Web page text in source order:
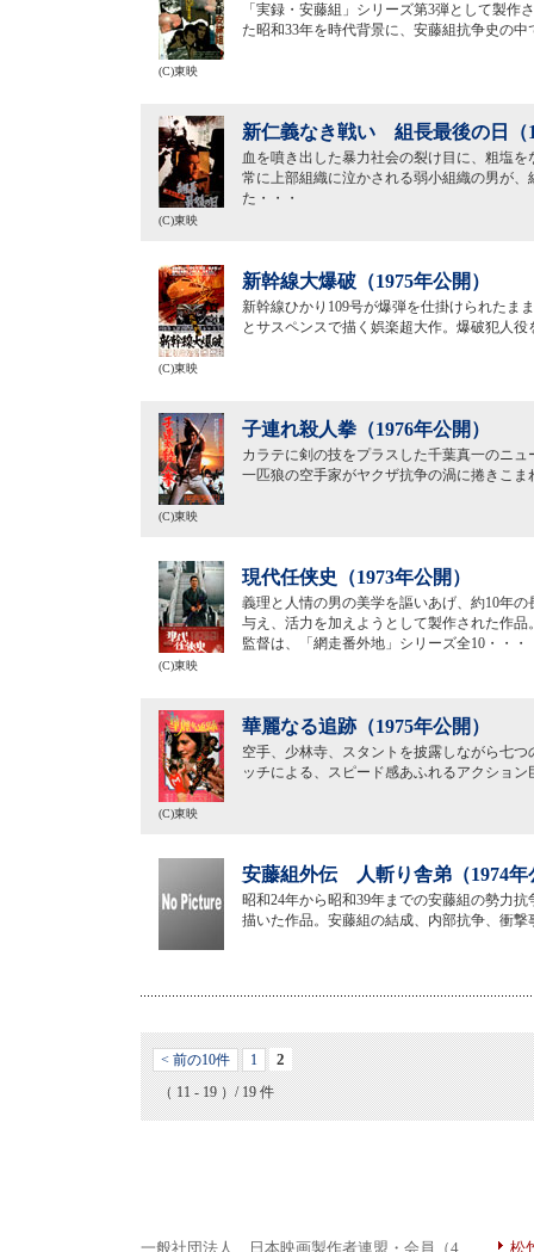
「実録・安藤組」シリーズ第3弾として製
た昭和33年を時代背景に、安藤組抗争史の
(C)東映
新仁義なき戦い 組長最後の日（
血を噴き出した暴力社会の裂け目に、粗塩
常に上部組織に泣かされる弱小組織の男が
た・・・
(C)東映
新幹線大爆破（1975年公開）
新幹線ひかり109号が爆弾を仕掛けられたま
とサスペンスで描く娯楽超大作。爆破犯人
(C)東映
子連れ殺人拳（1976年公開）
カラテに剣の技をプラスした千葉真一のニ
一匹狼の空手家がヤクザ抗争の渦に捲きこ
(C)東映
現代任侠史（1973年公開）
義理と人情の男の美学を謳いあげ、約10年
与え、活力を加えようとして製作された作品
監督は、「網走番外地」シリーズ全10・・・
(C)東映
華麗なる追跡（1975年公開）
空手、少林寺、スタントを披露しながら七
ッチによる、スピード感あふれるアクション
(C)東映
安藤組外伝 人斬り舎弟（1974年
昭和24年から昭和39年までの安藤組の勢力
描いた作品。安藤組の結成、内部抗争、衝
< 前の10件 1 2
（ 11 - 19 ）/ 19 件
一般社団法人 日本映画製作者連盟・会員（4 松